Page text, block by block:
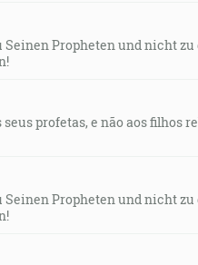
Seinen Propheten und nicht
profetas, e não aos filhos
Seinen Propheten und nicht